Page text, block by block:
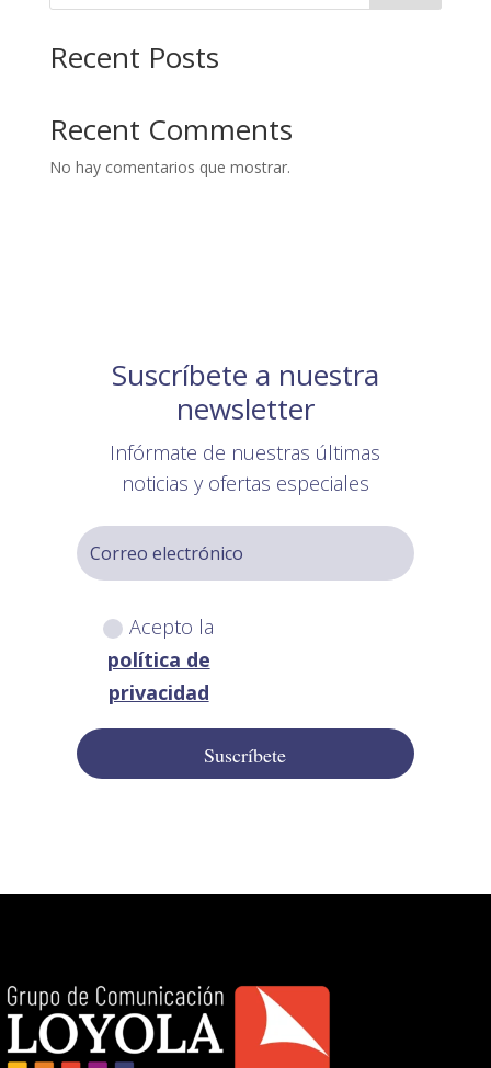
Recent Posts
Recent Comments
No hay comentarios que mostrar.
Suscríbete a nuestra
newsletter
Infórmate de nuestras últimas
noticias y ofertas especiales
Acepto la
política de
privacidad
Suscríbete